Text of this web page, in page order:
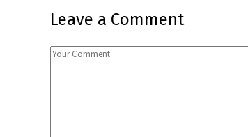
Leave a Comment